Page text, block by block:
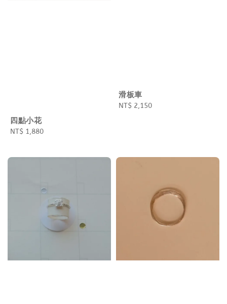
四點小花
Regular
NT$ 1,880
滑板車
Regular
NT$ 2,150